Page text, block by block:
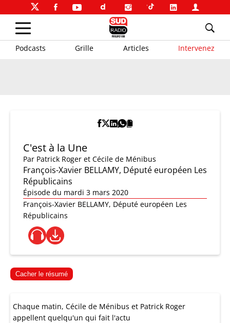
Podcasts Grille Articles Intervenez
C'est à la Une
Par Patrick Roger et Cécile de Ménibus
François-Xavier BELLAMY, Député européen Les
Républicains
Épisode du mardi 3 mars 2020
François-Xavier BELLAMY, Député européen Les
Républicains
Cacher le résumé
Chaque matin, Cécile de Ménibus et Patrick Roger
appellent quelqu'un qui fait l'actu